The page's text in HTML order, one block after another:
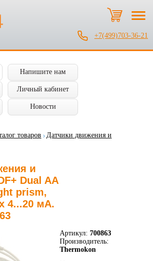
+7(499)703-36-21
Напишите нам
Личный кабинет
Новости
товаров
Датчики движения и
и
Dual AA
prism,
4...20 мА.
Артикул: 700863
Производитель:
Thermokon